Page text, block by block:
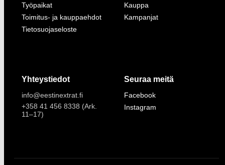
Työpaikat
Toimitus- ja kauppaehdot
Tietosuojaseloste
Kauppa
Kampanjat
Yhteystiedot
info@eestinextrat.fi
+358 41 456 8338 (Ark.
11–17)
Seuraa meitä
Facebook
Instagram